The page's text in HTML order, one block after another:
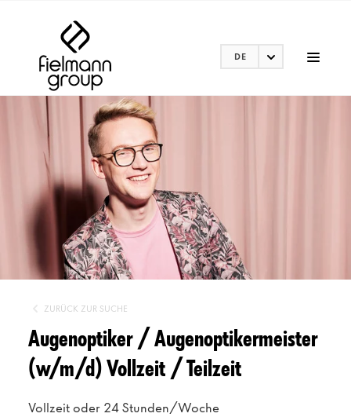
DE
ZURÜCK ZUR SUCHE
Augenoptiker / Augenoptikermeister
(w/m/d) Vollzeit / Teilzeit
Vollzeit oder 24 Stunden/Woche